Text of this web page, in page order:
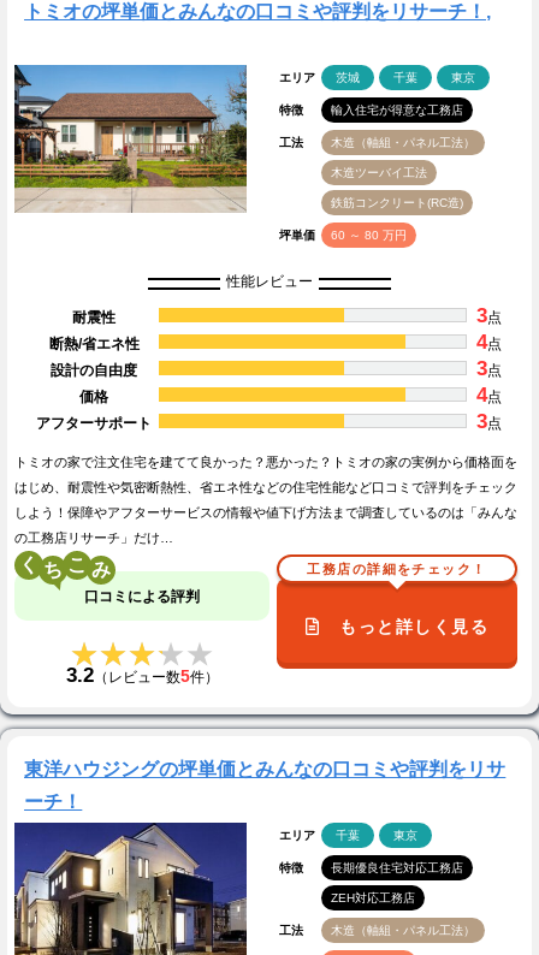
トミオの坪単価とみんなの口コミや評判をリサーチ！,
エリア 茨城 千葉 東京
特徴 輸入住宅が得意な工務店
工法 木造（軸組・パネル工法）
木造ツーバイ工法
鉄筋コンクリート(RC造)
坪単価 60 ～ 80 万円
性能レビュー
耐震性 3点
断熱/省エネ性
4点
設計の自由度
3点
価格
4点
アフターサポート
3点
トミオの家で注文住宅を建てて良かった？悪かった？トミオの家の実例から価格面を
はじめ、耐震性や気密断熱性、省エネ性などの住宅性能など口コミで評判をチェック
しよう！保障やアフターサービスの情報や値下げ方法まで調査しているのは「みんな
の工務店リサーチ」だけ…
く こ
口コミによる評判
★★★★★
★★★★★
3.2（レビュー数5件）
工務店の詳細をチェック！
もっと詳しく見る
東洋ハウジングの坪単価とみんなの口コミや評判をリサ
ーチ！
エリア 千葉 東京
特徴 長期優良住宅対応工務店
ZEH対応工務店
工法 木造（軸組・パネル工法）